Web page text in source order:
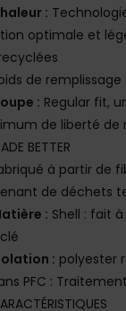
:
optimale et
de remplissage
: Regular fit,
de liberté
BETTER
à partir de
de déchets
: Shell : fait
: polyester
PFC :